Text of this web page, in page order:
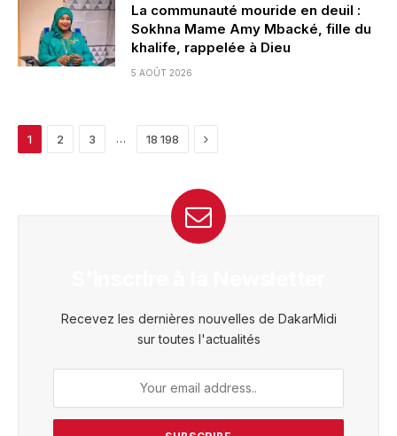
La communauté mouride en deuil :
Sokhna Mame Amy Mbacké, fille du
khalife, rappelée à Dieu
5 AOÛT 2026
1 2 3 … 18 198 Next
Recevez les dernières nouvelles de DakarMidi
sur toutes l'actualités